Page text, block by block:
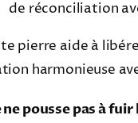
de réconciliation
pierre aide à
harmonieuse
ne pousse pas à